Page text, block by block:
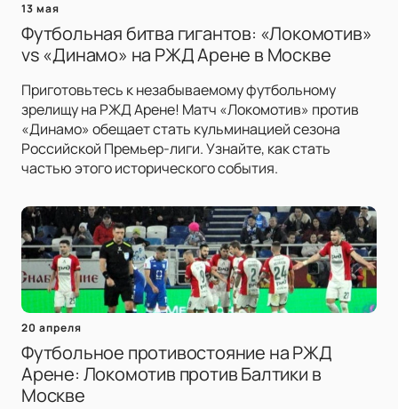
13 мая
Футбольная битва гигантов: «Локомотив»
vs «Динамо» на РЖД Арене в Москве
Приготовьтесь к незабываемому футбольному
зрелищу на РЖД Арене! Матч «Локомотив» против
«Динамо» обещает стать кульминацией сезона
Российской Премьер-лиги. Узнайте, как стать
частью этого исторического события.
20 апреля
Футбольное противостояние на РЖД
Арене: Локомотив против Балтики в
Москве